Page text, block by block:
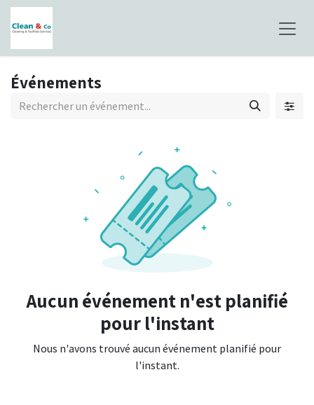
Se rendre au contenu
Événements
Aucun événement n'est planifié
pour l'instant
Nous n'avons trouvé aucun événement planifié pour
l'instant.